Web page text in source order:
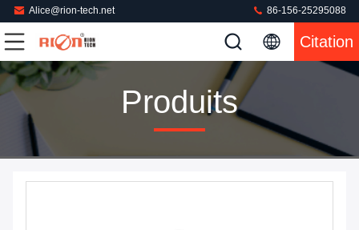
Alice@rion-tech.net 86-156-25295088
Citation
Produits